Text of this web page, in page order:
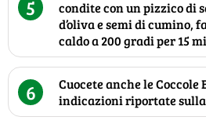
5
condite con un pizzico di
d’oliva e semi di cumino,
caldo a 200 gradi per 15
6
Cuocete anche le Coccole
indicazioni riportate